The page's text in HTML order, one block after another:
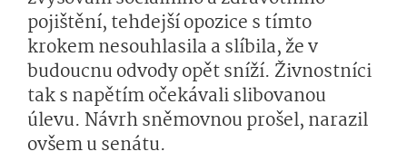
pojištění, tehdejší opozice s tímto
krokem nesouhlasila a slíbila, že v
budoucnu odvody opět sníží. Živnostníci
tak s napětím očekávali slibovanou
úlevu. Návrh sněmovnou prošel, narazil
ovšem u senátu.